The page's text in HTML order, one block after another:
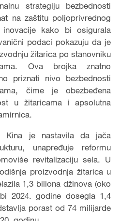
strategiju bezbednosti
na zaštitu poljoprivrednog
kako bi osigurala
podaci pokazuju da je
žitarica po stanovniku
Ova brojka znatno
priznati nivo bezbednosti
čime je obezbeđena
u žitaricama i apsolutna
Kina je nastavila da jača
unapređuje reformu
revitalizaciju sela. U
proizvodnja žitarica u
1,3 biliona džinova (oko
2024. godine dosegla 1,4
porast od 74 milijarde